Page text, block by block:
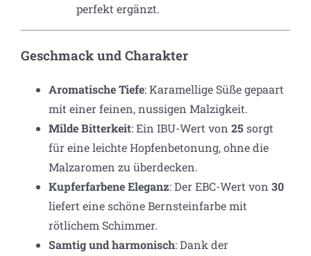
perfekt ergänzt.
Geschmack und Charakter
Aromatische Tiefe: Karamellige Süße gepaart
mit einer feinen, nussigen Malzigkeit.
Milde Bitterkeit: Ein IBU-Wert von 25 sorgt
für eine leichte Hopfenbetonung, ohne die
Malzaromen zu überdecken.
Kupferfarbene Eleganz: Der EBC-Wert von 30
liefert eine schöne Bernsteinfarbe mit
rötlichem Schimmer.
Samtig und harmonisch: Dank der